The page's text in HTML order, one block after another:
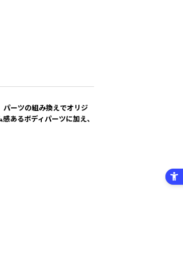
パーツの組み換えでオリジ
あるボディパーツに加え、